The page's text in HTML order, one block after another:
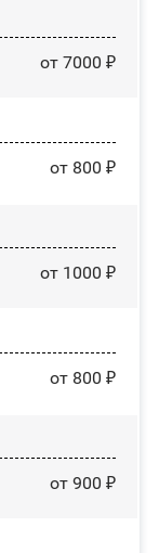
от 7000 ₽
от 800 ₽
от 1000 ₽
от 800 ₽
от 900 ₽